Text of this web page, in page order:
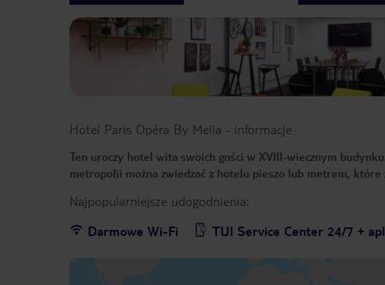
Previous slide
Hotel Paris Opéra By Melia - informacje
Ten uroczy hotel wita swoich gości w XVIII-wiecznym
metropolii można zwiedzać z hotelu pieszo lub metrem,
Najpopularniejsze udogodnienia:
Darmowe Wi-Fi
TUI Service Center 24/7 +